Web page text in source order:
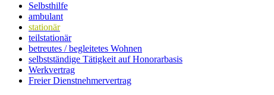
Selbsthilfe
ambulant
stationär
teilstationär
betreutes / begleitetes Wohnen
selbstständige Tätigkeit auf Honorarbasis
Werkvertrag
Freier Dienstnehmervertrag